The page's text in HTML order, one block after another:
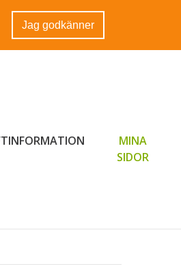
Jag godkänner
MINA
SIDOR